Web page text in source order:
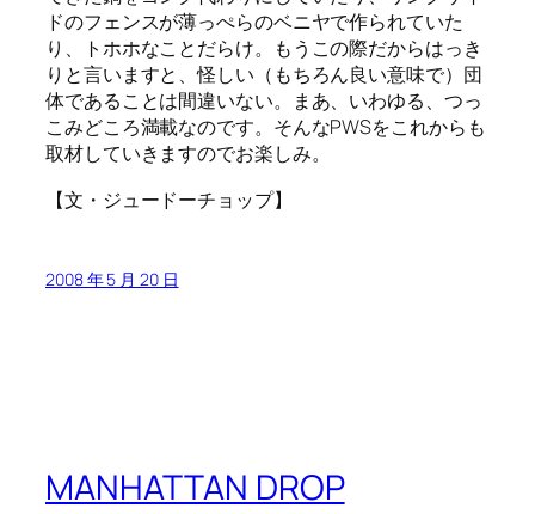
ドのフェンスが薄っぺらのベニヤで作られていた
り、トホホなことだらけ。もうこの際だからはっき
りと言いますと、怪しい（もちろん良い意味で）団
体であることは間違いない。まあ、いわゆる、つっ
こみどころ満載なのです。そんなPWSをこれからも
取材していきますのでお楽しみ。
【文・ジュードーチョップ】
2008 年 5 月 20 日
MANHATTAN DROP